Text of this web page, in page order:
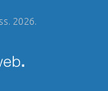
2026.